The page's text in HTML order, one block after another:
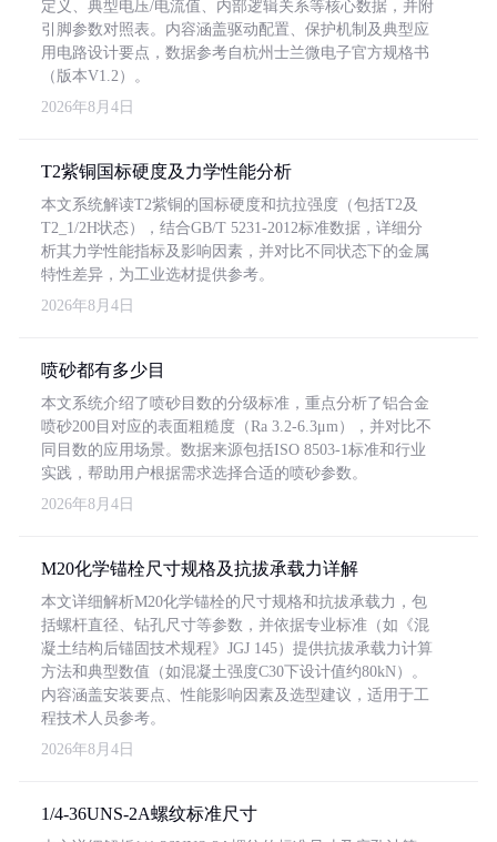
定义、典型电压/电流值、内部逻辑关系等核心数据，并附
引脚参数对照表。内容涵盖驱动配置、保护机制及典型应
用电路设计要点，数据参考自杭州士兰微电子官方规格书
（版本V1.2）。
2026年8月4日
T2紫铜国标硬度及力学性能分析
本文系统解读T2紫铜的国标硬度和抗拉强度（包括T2及
T2_1/2H状态），结合GB/T 5231-2012标准数据，详细分
析其力学性能指标及影响因素，并对比不同状态下的金属
特性差异，为工业选材提供参考。
2026年8月4日
喷砂都有多少目
本文系统介绍了喷砂目数的分级标准，重点分析了铝合金
喷砂200目对应的表面粗糙度（Ra 3.2-6.3μm），并对比不
同目数的应用场景。数据来源包括ISO 8503-1标准和行业
实践，帮助用户根据需求选择合适的喷砂参数。
2026年8月4日
M20化学锚栓尺寸规格及抗拔承载力详解
本文详细解析M20化学锚栓的尺寸规格和抗拔承载力，包
括螺杆直径、钻孔尺寸等参数，并依据专业标准（如《混
凝土结构后锚固技术规程》JGJ 145）提供抗拔承载力计算
方法和典型数值（如混凝土强度C30下设计值约80kN）。
内容涵盖安装要点、性能影响因素及选型建议，适用于工
程技术人员参考。
2026年8月4日
1/4-36UNS-2A螺纹标准尺寸